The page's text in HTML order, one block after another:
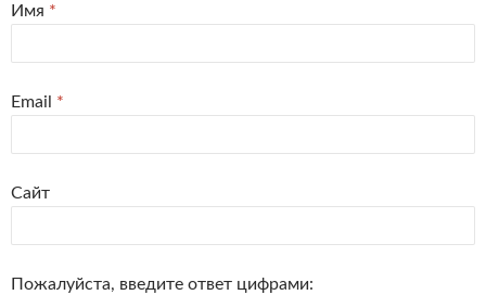
Имя *
Email *
Сайт
Пожалуйста, введите ответ цифрами: